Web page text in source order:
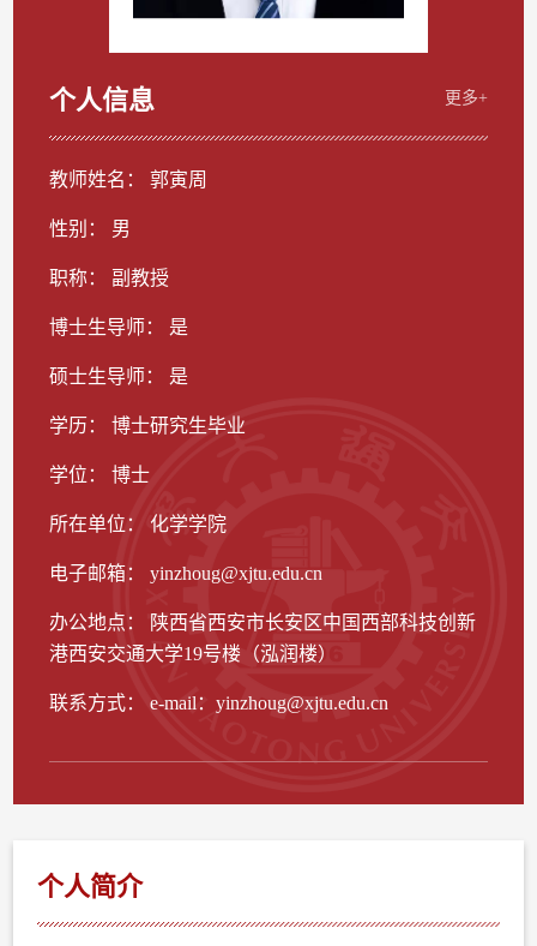
个人信息 更多+
教师姓名： 郭寅周
性别： 男
职称： 副教授
博士生导师： 是
硕士生导师： 是
学历： 博士研究生毕业
学位： 博士
所在单位： 化学学院
电子邮箱：yinzhoug@xjtu.edu.cn
办公地点： 陕西省西安市长安区中国西部科技创新
港西安交通大学19号楼（泓润楼）
联系方式：e-mail：yinzhoug@xjtu.edu.cn
个人简介